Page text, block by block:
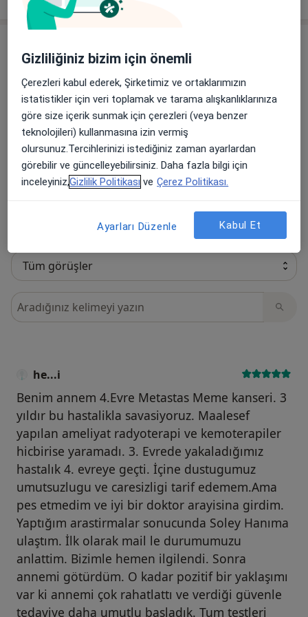
Görüş ekle
17 görüş
Tüm görüşleriniz değerli.Moderasyon
Görüşler içerisinde ara
he...i
Benim annem 4.Evre Metastas Meme kanseri. 3
yıldır bu hastalikla savasiyoruz. Maalesef
yapılan ameliyat radyoterapi ve kemoterapiler
hicbirise yaramadı. 3. Evrede yakaladığımız
hastalık 4. evreye geçti. İçine dustugumuz
umutsuzlugu ve caresizligi tarif edemem.Ama
pes etmedim ve iyi bir doktor arayisina girdim.
Yaptığım arastirmalar sonucunda Soley Hanıma
ulaştım. İlk olarak mail le durumumuzu
anlattim. Bizimle hemen ilgilendi. Sonra
annemi götürdüm. O kadar pozitif bir yaklaşımı
var ki annemi çok rahatlattı ve verdiği güvenle
tedaviye daha umutlu başladık. Tum testleri
Gizliliğiniz bizim için önemli
Çerezleri kabul ederek, Şirketimiz ve ortaklarımızın
istatistikler için veri toplamak ve tarama alışkanlıklarınıza
göre size içerik sunmak için çerezleri (veya benzer
teknolojileri) kullanmasına izin vermiş
olursunuz.Tercihlerinizi istediğiniz zaman ayarlardan
görebilir ve güncelleyebilirsiniz. Daha fazla bilgi için
inceleyiniz,Gizlilik Politikası ve Çerez Politikası.
Ayarları Düzenle Kabul Et